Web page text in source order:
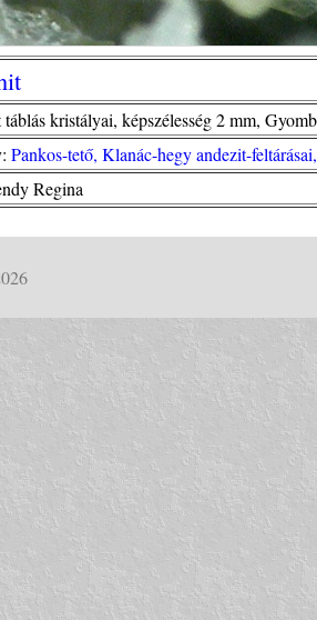
kristályai, képszélesség 2 mm,
Pankos-tető, Klanác-hegy andezit-
Regina